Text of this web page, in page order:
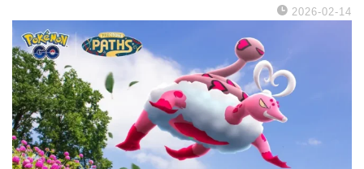
2026-02-14